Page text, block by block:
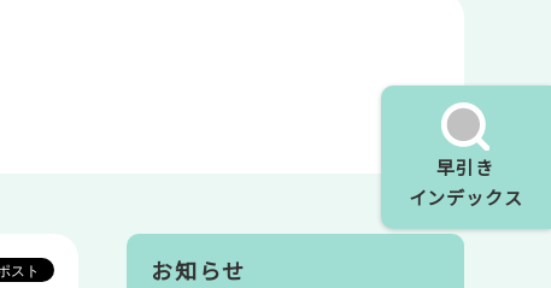
早引き
インデックス
お知らせ